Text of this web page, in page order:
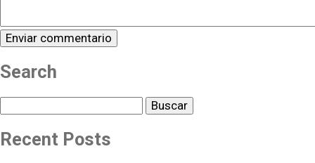
Search
Recent Posts